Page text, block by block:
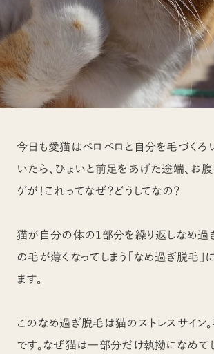
今日も愛猫はペロペロと自分を毛づくろ
いたら、ひょいと前足をあげた途端、お
ゲが！これってなぜ？どうしてなの？
猫が自分の体の1部分を繰り返しなめ過
の毛が薄くなってしまう「なめ過ぎ脱毛」
ます。
このなめ過ぎ脱毛は猫のストレスサイン
です。なぜ猫は一部分だけ執拗になめて